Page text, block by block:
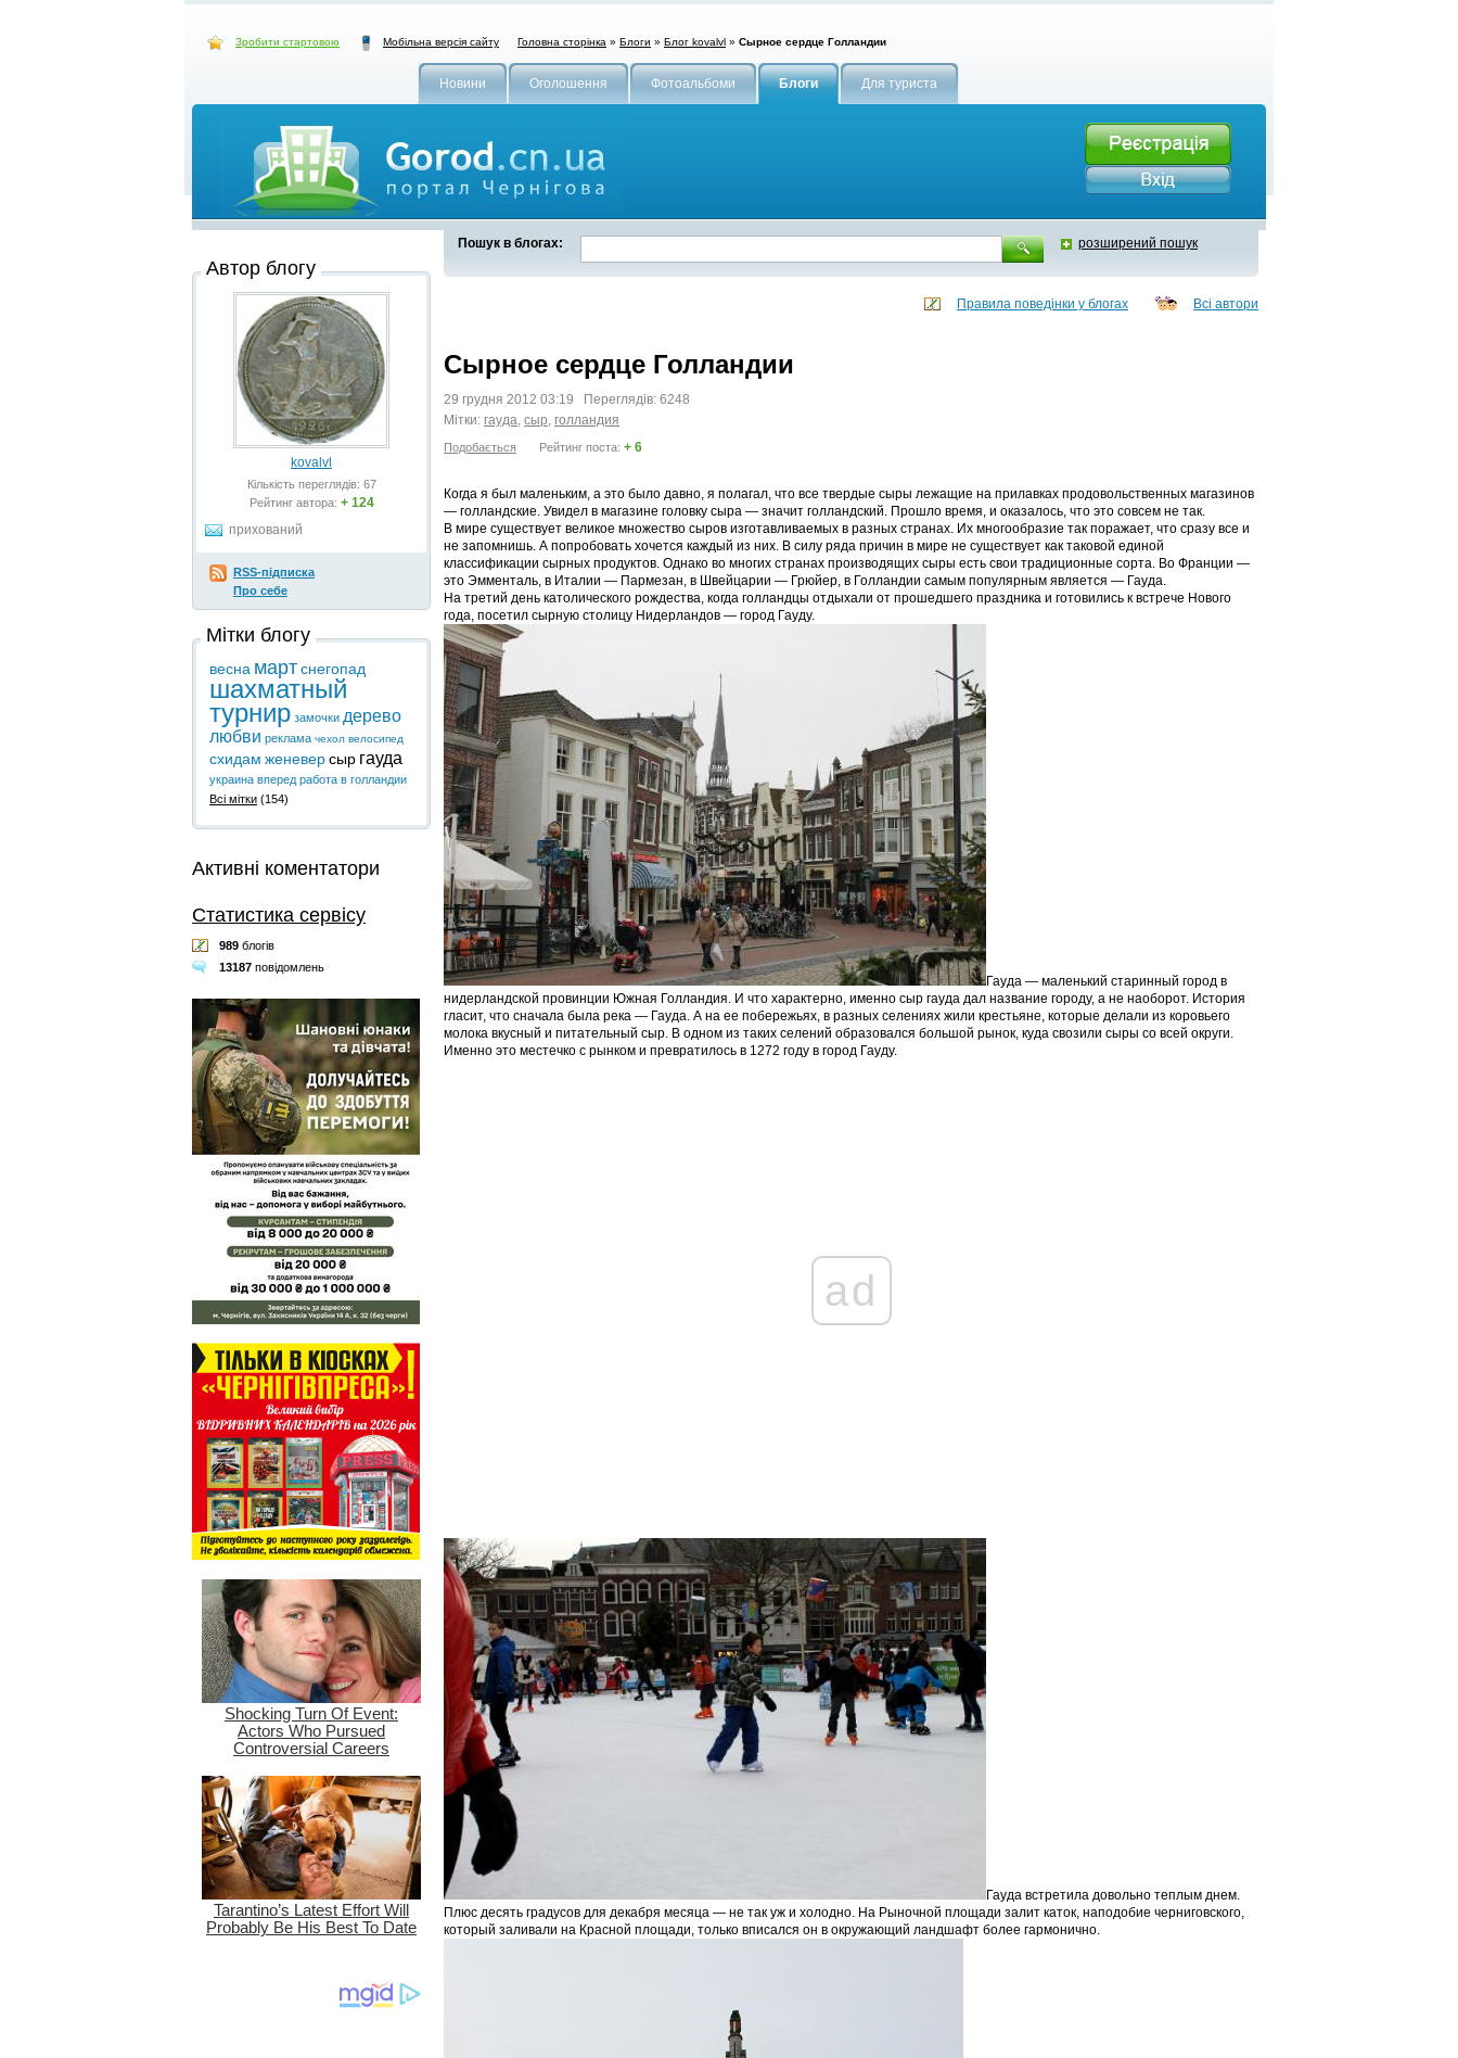
Зробити стартовою Мобільна версія сайту Головна сторінка » Блоги » Блог kovalvl » Сырное сердце Голландии
Новини Оголошення Фотоальбоми Блоги Для туриста
Пошук в блогах: розширений пошук
Правила поведінки у блогах Всі автори
Сырное сердце Голландии
29 грудня 2012 03:19 Переглядів: 6248
Мітки: гауда, сыр, голландия
Подобається Рейтинг поста: + 6
Когда я был маленьким, а это было давно, я полагал, что все твердые сыры лежащие на прилавках продовольственных магазинов
— голландские. Увидел в магазине головку сыра — значит голландский. Прошло время, и оказалось, что это совсем не так.
В мире существует великое множество сыров изготавливаемых в разных странах. Их многообразие так поражает, что сразу все и
не запомнишь. А попробовать хочется каждый из них. В силу ряда причин в мире не существует как таковой единой
классификации сырных продуктов. Однако во многих странах производящих сыры есть свои традиционные сорта. Во Франции —
это Эмменталь, в Италии — Пармезан, в Швейцарии — Грюйер, в Голландии самым популярным является — Гауда.
На третий день католического рождества, когда голландцы отдыхали от прошедшего праздника и готовились к встрече Нового
года, посетил сырную столицу Нидерландов — город Гауду.
Гауда — маленький старинный город в
нидерландской провинции Южная Голландия. И что характерно, именно сыр гауда дал название городу, а не наоборот. История
гласит, что сначала была река — Гауда. А на ее побережьях, в разных селениях жили крестьяне, которые делали из коровьего
молока вкусный и питательный сыр. В одном из таких селений образовался большой рынок, куда свозили сыры со всей округи.
Именно это местечко с рынком и превратилось в 1272 году в город Гауду.
ad
Гауда встретила довольно теплым днем.
Плюс десять градусов для декабря месяца — не так уж и холодно. На Рыночной площади залит каток, наподобие черниговского,
который заливали на Красной площади, только вписался он в окружающий ландшафт более гармонично.
Автор блогу
kovalvl
Кількість переглядів: 67
Рейтинг автора: + 124
прихований
RSS-підписка
Про себе
Мітки блогу
весна мартснегопад
шахматный
турнир замочки дерево
любви реклама чехол велосипед
схидам женеверсыр гауда
украина вперед работа в голландии
Всі мітки (154)
Активні коментатори
Статистика сервісу
989 блогів
13187 повідомлень